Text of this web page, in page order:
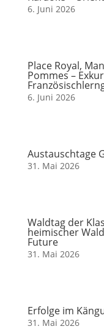
6. Juni 2026
Place Royal,
Pommes –
6. Juni 2026
Austauschtage
31. Mai 2026
Waldtag der
heimischer
Future
31. Mai 2026
Erfolge im
31. Mai 2026